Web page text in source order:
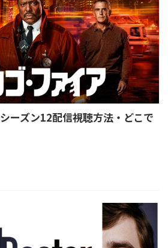
ーズン12配信視聴方法・どこで